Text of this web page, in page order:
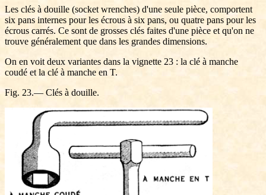
Les clés à douille (socket wrenches) d'une seule pièce, comportent
six pans internes pour les écrous à six pans, ou quatre pans pour les
écrous carrés. Ce sont de grosses clés faites d'une pièce et qu'on ne
trouve généralement que dans les grandes dimensions.
On en voit deux variantes dans la vignette 23 : la clé à manche
coudé et la clé à manche en T.
Fig. 23.— Clés à douille.